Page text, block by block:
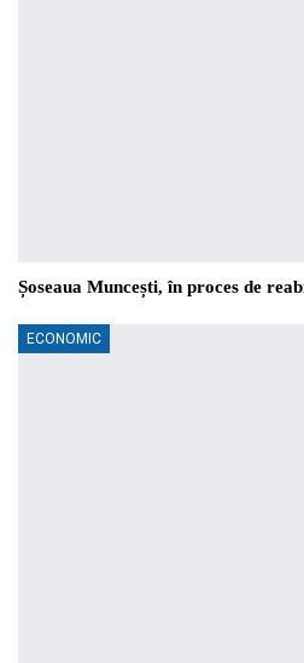
Șoseaua Muncești, în proces de
ECONOMIC